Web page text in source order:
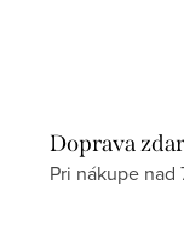
Doprava
Pri nákupe nad